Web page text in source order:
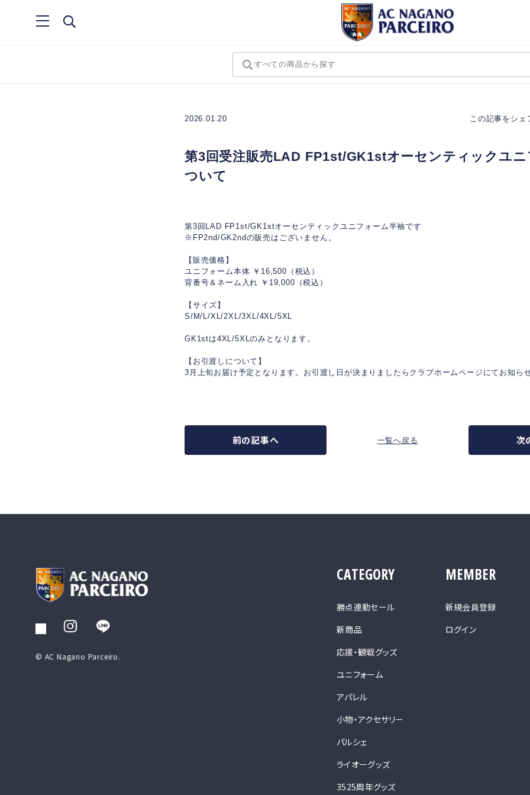
2026.01.20 この記事をシェ
第3回受注販売LAD FP1st/GK1stオーセンティックユニ
ついて
第3回LAD FP1st/GK1stオーセンティックユニフォーム半袖です
※FP2nd/GK2ndの販売はございません。
【販売価格】
ユニフォーム本体 ￥16,500（税込）
背番号＆ネーム入れ ￥19,000（税込）
【サイズ】
S/M/L/XL/2XL/3XL/4XL/5XL
GK1stは4XL/5XLのみとなります。
【お引渡しについて】
3月上旬お届け予定となります。お引渡し日が決まりましたらクラブホームページにてお知ら
前の記事へ 一覧へ戻る 次
© AC Nagano Parceiro.
CATEGORY
勝点連動セール
新商品
応援・観戦グッズ
ユニフォーム
アパレル
小物・アクセサリー
パルシェ
ライオーグッズ
3525周年グッズ
MEMBER
新規会員登録
ログイン